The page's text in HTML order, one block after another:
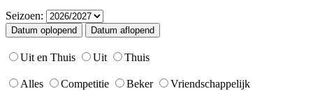
Seizoen:
Uit en Thuis Uit Thuis
Alles Competitie Beker
Vriendschappelijk